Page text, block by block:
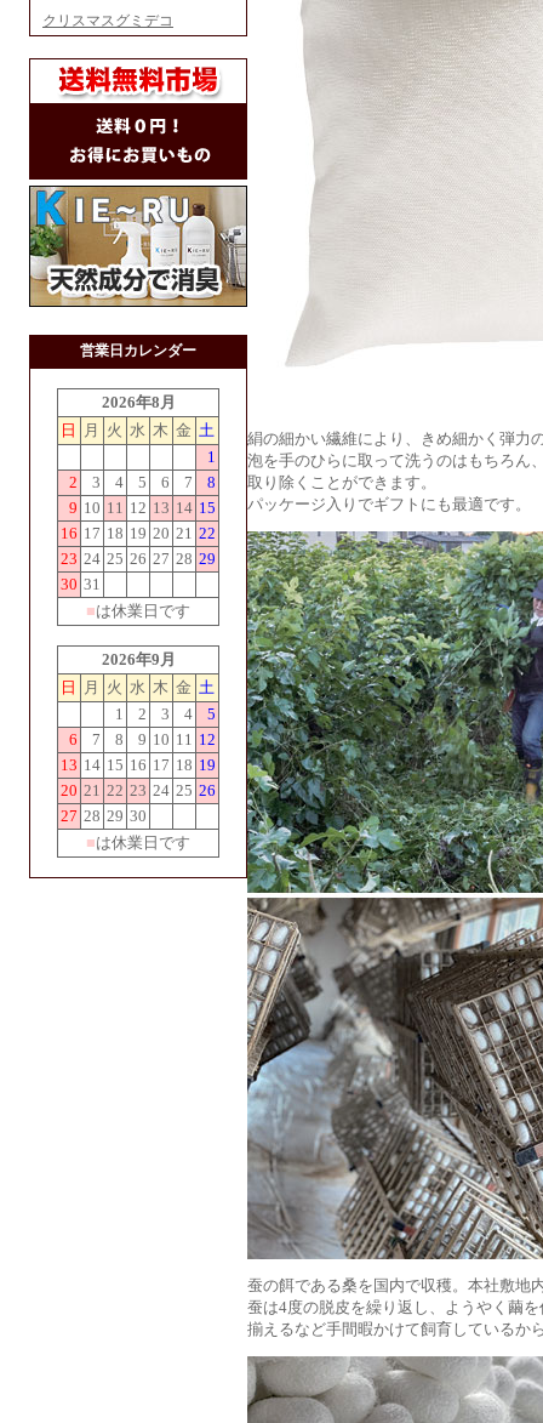
クリスマスグミデコ
営業日カレンダー
2026年8月
日
月 火 水 木 金 土
1
2
3 4 5 6 7
8
9 10 11 12 13 14 15
16 17 18 19 20 21 22
23 24 25 26 27 28 29
30 31
■は休業日です
2026年9月
日
月 火 水 木 金 土
1
2 3 4
5
6
7 8 9 10 11 12
13 14 15 16 17 18 19
20 21 22 23 24 25 26
27 28 29 30
■は休業日です
絹の細かい繊維により、きめ細かく弾力
泡を手のひらに取って洗うのはもちろん
取り除くことができます。
パッケージ入りでギフトにも最適です。
蚕の餌である桑を国内で収穫。本社敷地
蚕は4度の脱皮を繰り返し、ようやく繭
揃えるなど手間暇かけて飼育しているか